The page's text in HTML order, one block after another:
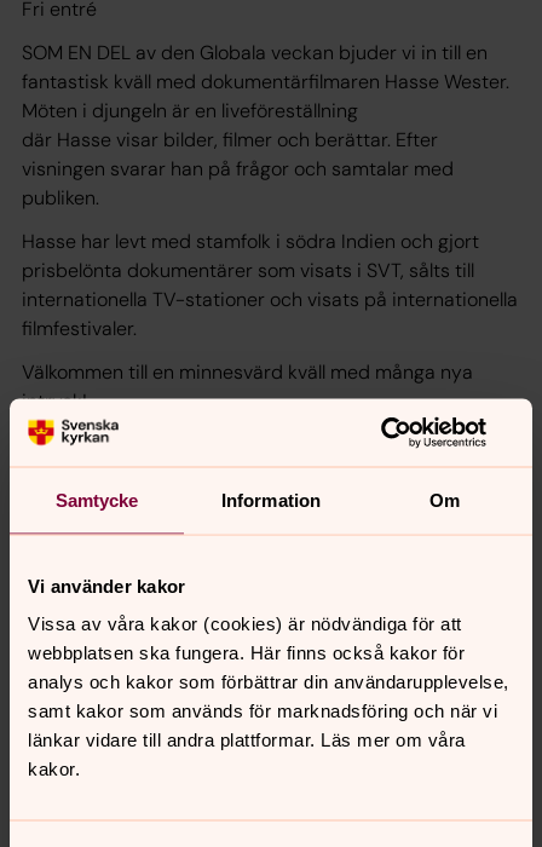
Samtycke Information Om
Vi använder kakor
Vissa av våra kakor (cookies) är nödvändiga för att
webbplatsen ska fungera. Här finns också kakor för
analys och kakor som förbättrar din användarupplevelse,
samt kakor som används för marknadsföring och när vi
länkar vidare till andra plattformar. Läs mer om våra
kakor.
Fri entré
SOM EN DEL av den Globala veckan bjuder vi in till en
fantastisk kväll med dokumentärfilmaren Hasse Wester.
Möten i djungeln är en liveföreställning
där Hasse visar bilder, filmer och berättar. Efter
visningen svarar han på frågor och samtalar med
publiken.
Hasse har levt med stamfolk i södra Indien och gjort
prisbelönta dokumentärer som visats i SVT, sålts till
internationella TV-stationer och visats på internationella
filmfestivaler.
Välkommen till en minnesvärd kväll med många nya
intryck!
Här är två omdömen om Hasses föreställning:
”Det var spännande och
lite mystiskt. Nästan som en
hamnar i berättelsen.”
”Jag gick från föreställningen
fylld av energi och glädje.
Det var en kick.”
innehåll?